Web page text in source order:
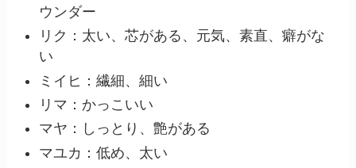
ウンダー
リク：太い、芯がある、元気、素直、癖がな
い
ミイヒ：繊細、細い
リマ：かっこいい
マヤ：しっとり、艶がある
マユカ：低め、太い